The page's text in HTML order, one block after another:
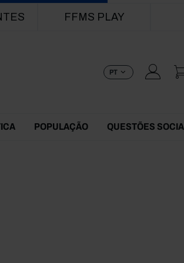
FFMS PLAY
PT
POPULAÇÃO QUESTÕES